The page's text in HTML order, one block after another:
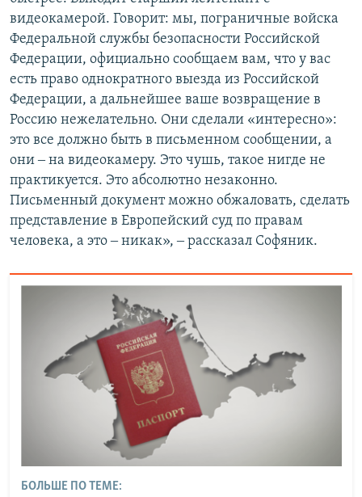
видеокамерой. Говорит: мы, пограничные войска
Федеральной службы безопасности Российской
Федерации, официально сообщаем вам, что у вас
есть право однократного выезда из Российской
Федерации, а дальнейшее ваше возвращение в
Россию нежелательно. Они сделали «интересно»:
это все должно быть в письменном сообщении, а
они ‒ на видеокамеру. Это чушь, такое нигде не
практикуется. Это абсолютно незаконно.
Письменный документ можно обжаловать, сделать
представление в Европейский суд по правам
человека, а это ‒ никак», ‒ рассказал Софяник.
БОЛЬШЕ ПО ТЕМЕ: